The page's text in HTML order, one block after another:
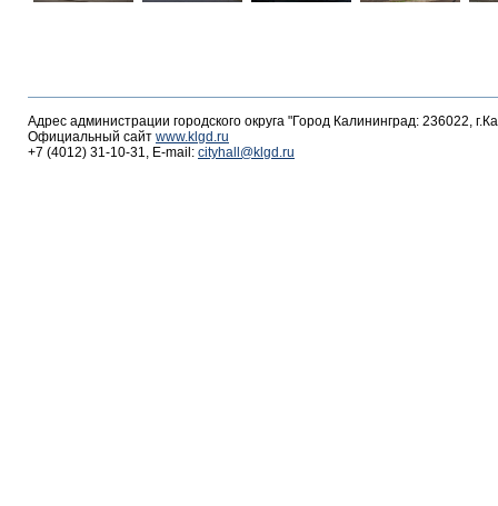
Адрес администрации городского округа "Город Калининград: 236022,
Официальный сайт www.klgd.ru
+7 (4012) 31-10-31, E-mail: cityhall@klgd.ru